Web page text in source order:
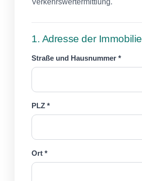
Verkehrswertermittlung.
1. Adresse der Immobilie
Straße und Hausnummer *
PLZ *
Ort *